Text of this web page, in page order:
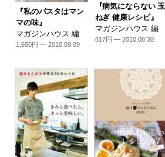
『私のパスタはマン
マの味』
マガジンハウス 編
1,650円 — 2010.09.09
『病気にならない 玉
ねぎ 健康レシピ』
マガジンハウス 編
817円 — 2010.08.30